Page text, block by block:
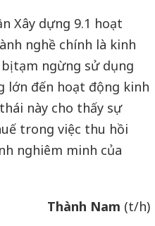
Xây dựng 9.1 hoạt
nghề chính là kinh
tạm ngừng sử dụng
lớn đến hoạt động kinh
này cho thấy sự
trong việc thu hồi
nghiêm minh của
Thành Nam (t/h)